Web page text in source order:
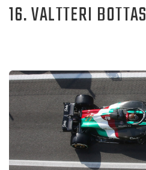
16. VALTTERI BOTTAS